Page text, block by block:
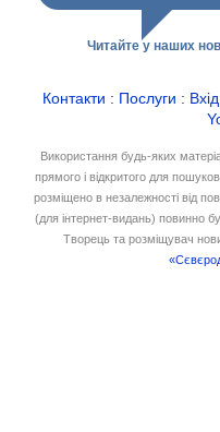
Читайте у наших
Контакти : Послуги : Вхід
Використання будь-яких
прямого і відкритого для
розміщено в незалежності від
(для інтернет-видань) повинно
Творець та розміщувач